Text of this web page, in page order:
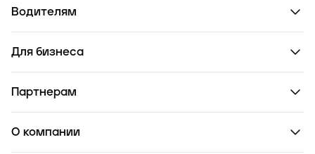
Водителям
Для бизнеса
Партнерам
О компании